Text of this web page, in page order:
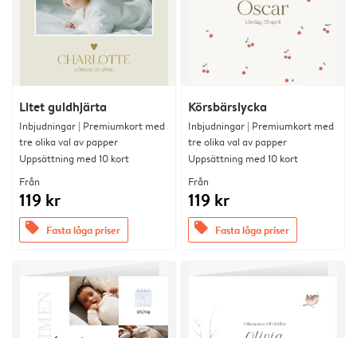
Litet guldhjärta
Inbjudningar | Premiumkort med
tre olika val av papper
Uppsättning med 10 kort
Från
119 kr
offers Fasta låga priser
Körsbärslycka
Inbjudningar | Premiumkort med
tre olika val av papper
Uppsättning med 10 kort
Från
119 kr
offers Fasta låga priser